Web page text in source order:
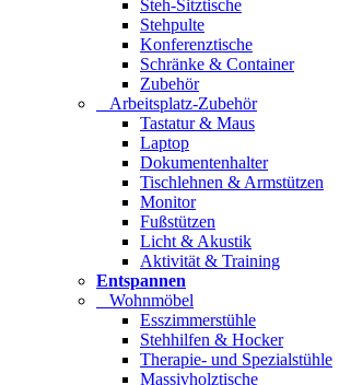
Steh-Sitztische
Stehpulte
Konferenztische
Schränke & Container
Zubehör
Arbeitsplatz-Zubehör
Tastatur & Maus
Laptop
Dokumentenhalter
Tischlehnen & Armstützen
Monitor
Fußstützen
Licht & Akustik
Aktivität & Training
Entspannen
Wohnmöbel
Esszimmerstühle
Stehhilfen & Hocker
Therapie- und Spezialstühle
Massivholztische